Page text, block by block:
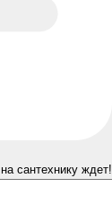
сантехнику ждет!